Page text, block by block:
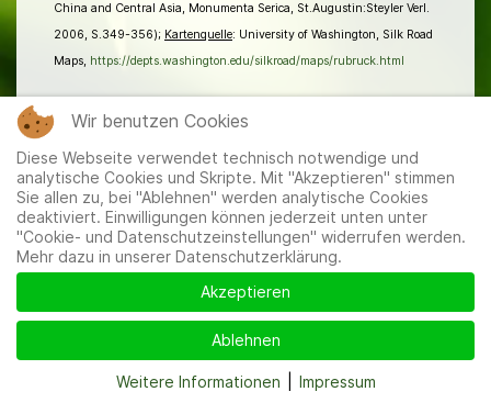
China and Central Asia, Monumenta Serica, St.Augustin:Steyler Verl.
2006, S.349-356); Kartenquelle: University of Washington, Silk Road
Maps, https://depts.washington.edu/silkroad/maps/rubruck.html
Mitglieder|Impressum|Datenschutzerklärung|Cookie-
und Datenschutzeinstellungen
Wir benutzen Cookies
Diese Webseite verwendet technisch notwendige und
analytische Cookies und Skripte. Mit "Akzeptieren" stimmen
Sie allen zu, bei "Ablehnen" werden analytische Cookies
deaktiviert. Einwilligungen können jederzeit unten unter
"Cookie- und Datenschutzeinstellungen" widerrufen werden.
Mehr dazu in unserer Datenschutzerklärung.
Akzeptieren
Ablehnen
Weitere Informationen Impressum